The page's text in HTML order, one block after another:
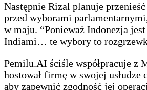
Następnie Rizal planuje
przed wyborami
w maju. “Ponieważ Indonezja
Indiami… te wybory to
Pemilu.AI ściśle współpracuje z
hostował firmę w swojej usłudze
aby zapewnić zgodność jej